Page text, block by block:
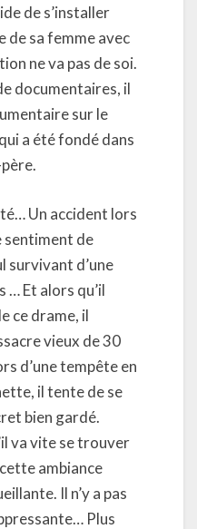
de s’installer
de sa femme avec
ne va pas de soi.
documentaires, il
sur le
a été fondé dans
Un accident lors
sentiment de
survivant d’une
… Et alors qu’il
ce drame, il
vieux de 30
d’une tempête en
il tente de se
bien gardé.
va vite se trouver
ambiance
Il n’y a pas
Plus